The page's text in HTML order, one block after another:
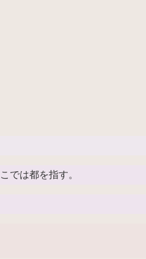
では都を指す。